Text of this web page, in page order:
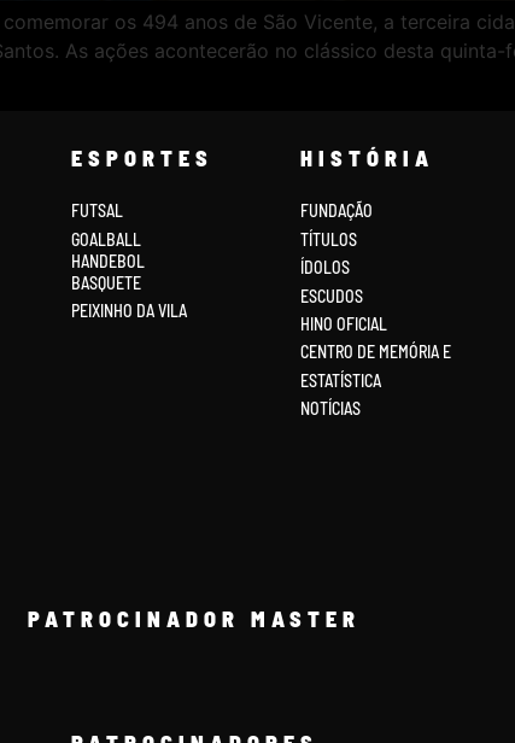
os 494 anos de São Vicente, a terceira
As ações acontecerão no clássico desta
ESPORTES
FUTSAL
GOALBALL
HANDEBOL
BASQUETE
PEIXINHO DA VILA
HISTÓRIA
FUNDAÇÃO
TÍTULOS
ÍDOLOS
ESCUDOS
HINO OFICIAL
CENTRO DE MEMÓRIA E
ESTATÍSTICA
NOTÍCIAS
PATROCINADOR MASTER